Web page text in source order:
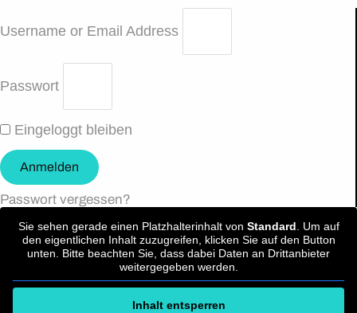
Username or Email Address
Passwort
Eingeloggt bleiben
Anmelden
Passwort vergessen?
Sie sehen gerade einen Platzhalterinhalt von Standard . Um auf
den eigentlichen Inhalt zuzugreifen, klicken Sie auf den Button
unten. Bitte beachten Sie, dass dabei Daten an Drittanbieter
weitergegeben werden.
Inhalt entsperren